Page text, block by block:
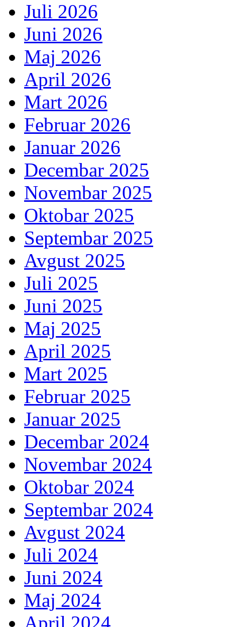
Juli 2026
Juni 2026
Maj 2026
April 2026
Mart 2026
Februar 2026
Januar 2026
Decembar 2025
Novembar 2025
Oktobar 2025
Septembar 2025
Avgust 2025
Juli 2025
Juni 2025
Maj 2025
April 2025
Mart 2025
Februar 2025
Januar 2025
Decembar 2024
Novembar 2024
Oktobar 2024
Septembar 2024
Avgust 2024
Juli 2024
Juni 2024
Maj 2024